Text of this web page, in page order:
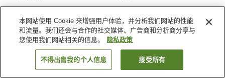
首页 日本 新潟县 汤泽町 越后汤泽温泉 双叶酒店
搜索客房
本网站使用 Cookie 来增强用户体验，并分析我们网站的性能
和流量。我们还会与合作的社交媒体、广告商和分析商分享与
您使用我们网站相关的信息。
隐私政策
不得出售我的个人信息 接受所有